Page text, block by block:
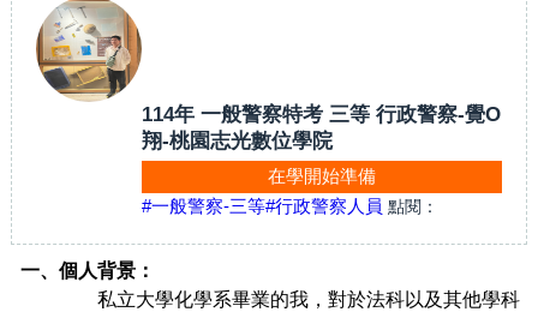
114年 一般警察特考 三等 行政警察-覺O
翔-桃園志光數位學院
在學開始準備
#一般警察-三等#行政警察人員 點閱：
一、個人背景：
私立大學化學系畢業的我，對於法科以及其他學科